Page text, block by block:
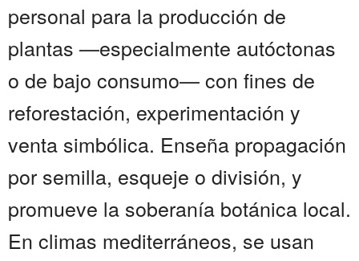
personal para la producción de
plantas —especialmente autóctonas
o de bajo consumo— con fines de
reforestación, experimentación y
venta simbólica. Enseña propagación
por semilla, esqueje o división, y
promueve la soberanía botánica local.
En climas mediterráneos, se usan